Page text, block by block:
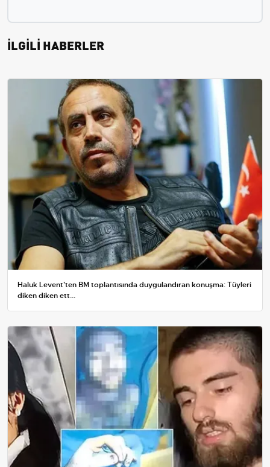
İLGİLİ HABERLER
Haluk Levent'ten BM toplantısında duygulandıran konuşma: Tüyleri
diken diken ett...